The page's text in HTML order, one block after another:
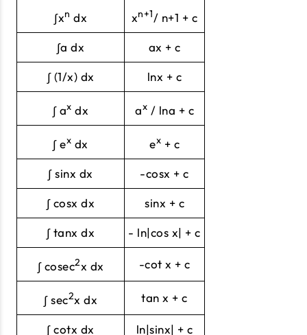
∫xn dx xn+1/ n+1 + c
∫a dx ax + c
∫ (1/x) dx lnx + c
∫ ax dx ax / lna + c
∫ ex dx ex + c
∫ sinx dx -cosx + c
∫ cosx dx sinx + c
∫ tanx dx - ln|cos x| + c
∫ cosec2x dx -cot x + c
∫ sec2x dx tan x + c
∫ cotx dx ln|sinx| + c